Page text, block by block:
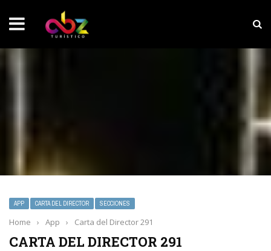
NOTICIAS SOBRESALIENTES
APP CARTA DEL DIRECTOR SECCIONES
Home › App › Carta del Director 291
CARTA DEL DIRECTOR 291